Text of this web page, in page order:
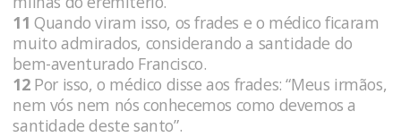
11 Quando viram isso, os frades e o médico ficaram
muito admirados, considerando a santidade do
bem-aventurado Francisco.
12Por isso, o médico disse aos frades: “Meus irmãos,
nem vós nem nós conhecemos como devemos a
santidade deste santo”.